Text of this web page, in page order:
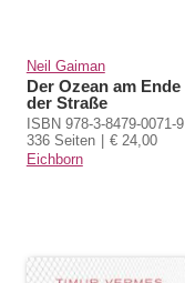
Neil Gaiman
Der Ozean am Ende
der Straße
ISBN 978-3-8479-0071-9
336 Seiten
€ 24,00
Eichborn